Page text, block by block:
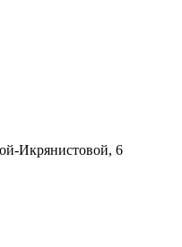
Икрянистовой, 6